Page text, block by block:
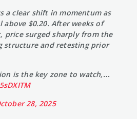
a clear shift in momentum as
$0.20. After weeks of
price surged sharply from the
structure and retesting prior
is the key zone to watch,…
28, 2025